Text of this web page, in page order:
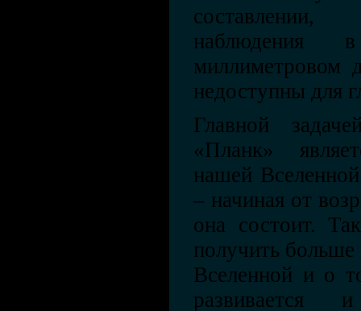
наблюдения
миллиметровом
недоступны для
Главной
«Планк»
нашей
– начиная от
она состоит.
получить
Вселенной и о
развивается